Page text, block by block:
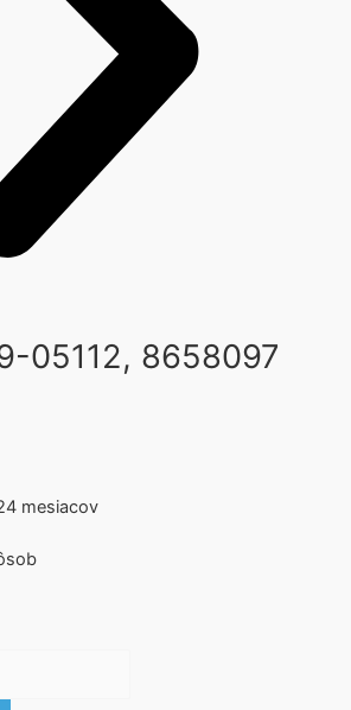
05112, 8658097
mesiacov